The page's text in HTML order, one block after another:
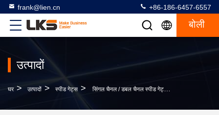
frank@lien.cn +86-186-6457-6557
बोली
उत्पादों
घर > उत्पादों > स्पीड गेट्स > सिंगल चैनल / डबल चैनल स्पीड गेट्स, एलएफसी द्वारा एनएफसी कार्ड रीडर और कैमरा के साथ सुरक्षा एक्सेस कंट्रोल गेट्स